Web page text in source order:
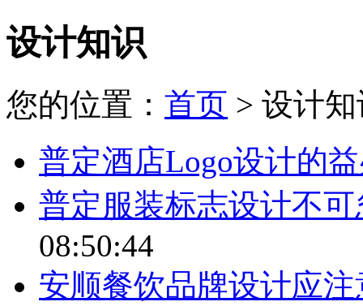
设计知识
您的位置： 首页 > 设计
普定酒店Logo设计的
普定服装标志设计不
08:50:44
安顺餐饮品牌设计应